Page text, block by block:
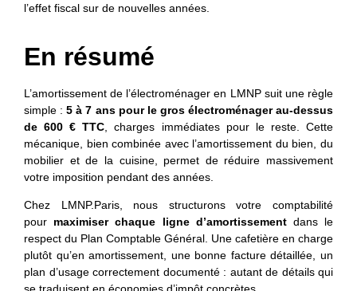
l’effet fiscal sur de nouvelles années.
En résumé
L’amortissement de l’électroménager en LMNP suit une règle
simple :5 à 7 ans pour le gros électroménager au-dessus
de 600 € TTC , charges immédiates pour le reste. Cette
mécanique, bien combinée avec l’amortissement du bien, du
mobilier et de la cuisine, permet de réduire massivement
votre imposition pendant des années.
Chez LMNP.Paris, nous structurons votre comptabilité
pour maximiser chaque ligne d’amortissementdans le
respect du Plan Comptable Général. Une cafetière en charge
plutôt qu’en amortissement, une bonne facture détaillée, un
plan d’usage correctement documenté : autant de détails qui